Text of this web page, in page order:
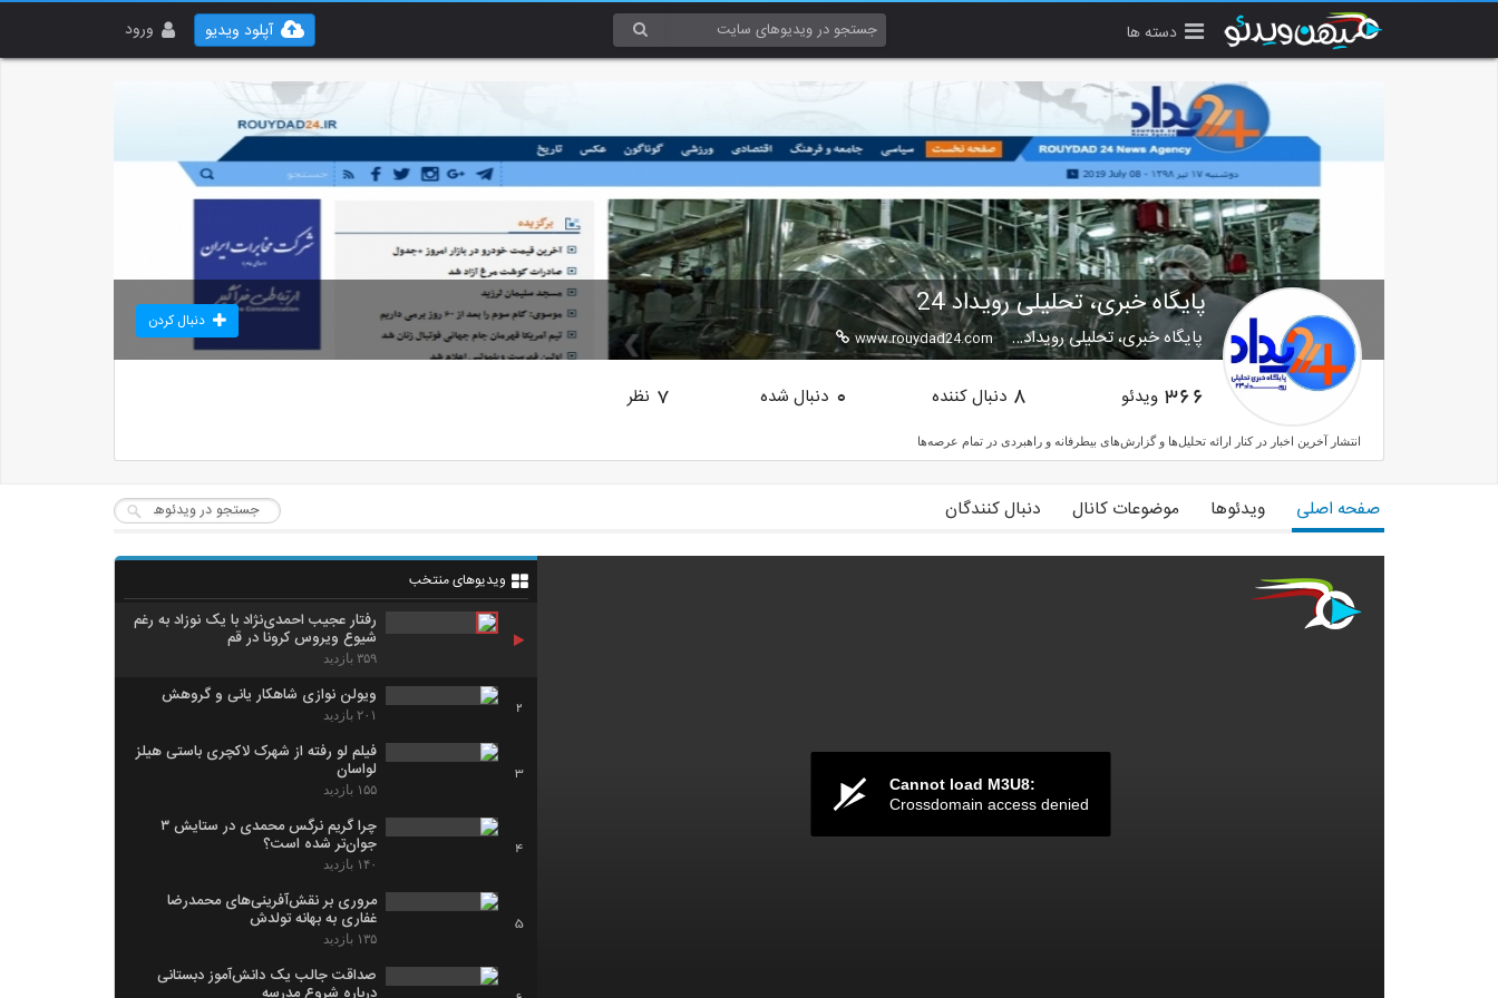
دسته ها ورود آپلود ویدیو
پایگاه خبری، تحلیلی رویداد 24
پایگاه خبری، تحلیلی رویداد… www.rouydad24.com
دنبال کردن
366 ویدئو 8 دنبال کننده 0 دنبال شده 7 نظر
انتشار آخرین اخبار در كنار ارائه تحلیل‌ها و گزارش‌های بیطرفانه و راهبردی در تمام عرصه‌ها
صفحه اصلی ویدئوها موضوعات کانال دنبال کنندگان
Cannot load M3U8:
Crossdomain access denied
ویدیوهای منتخب
رفتار عجیب احمدی‌نژاد با یک نوزاد به رغم
شیوع ویروس کرونا در قم
۳۵۹ بازدید
2
ویولن نوازی شاهکار یانی و گروهش
۲۰۱ بازدید
3
فیلم لو رفته از شهرک لاکچری باستی هیلز
لواسان
۱۵۵ بازدید
4
چرا گریم نرگس محمدی در ستایش ۳
جوان‌تر شده است؟
۱۴۰ بازدید
5
مروری بر نقش‌آفرینی‌های محمدرضا
غفاری به بهانه تولدش
۱۳۵ بازدید
صداقت جالب یک دانش‌آموز دبستانی